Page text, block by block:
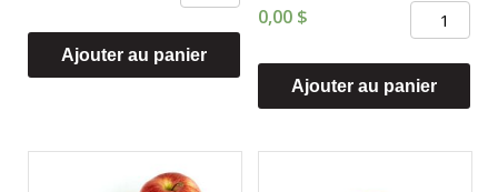
Polonaise
(à
2/PQT
(25,49/KG)
Ajouter au panier
0,00 $
quantité
Pommes
cannelle
Ajouter au panier